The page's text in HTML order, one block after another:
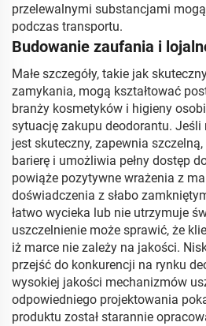
przelewalnymi substancjami
podczas transportu.
Budowanie zaufania i
Małe szczegóły, takie jak
zamykania, mogą kształtować
branży kosmetyków i higieny
sytuację zakupu deodorantu.
jest skuteczny, zapewnia
barierę i umożliwia pełny dostęp
powiąże pozytywne wrażenia z
doświadczenia z słabo
łatwo wycieka lub nie utrzymuje
uszczelnienie może sprawić, że
iż marce nie zależy na jakości.
przejść do konkurencji na rynku
wysokiej jakości mechanizmów
odpowiedniego projektowania
produktu został starannie